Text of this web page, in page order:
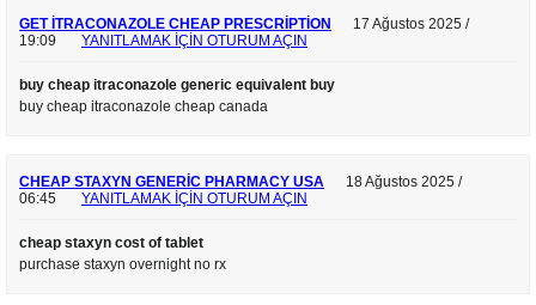
GET ITRACONAZOLE CHEAP PRESCRIPTION
17 Ağustos 2025 /
19:09
YANITLAMAK IÇIN OTURUM AÇIN
buy cheap itraconazole generic equivalent buy
buy cheap itraconazole cheap canada
CHEAP STAXYN GENERIC PHARMACY USA
18 Ağustos 2025 /
06:45
YANITLAMAK IÇIN OTURUM AÇIN
cheap staxyn cost of tablet
purchase staxyn overnight no rx